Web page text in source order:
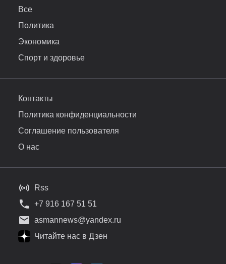
Все
Политика
Экономика
Спорт и здоровье
Контакты
Политика конфиденциальности
Соглашение пользователя
О нас
Rss
+7 916 167 51 51
asmannews@yandex.ru
Читайте нас в Дзен